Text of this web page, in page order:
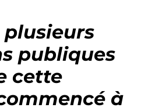
publiques
cette
à